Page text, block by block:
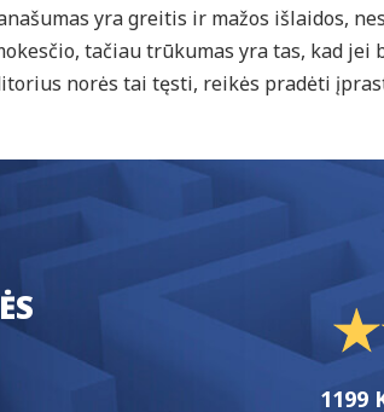
yra greitis ir mažos išlaidos,
tačiau trūkumas yra tas, kad jei
norės tai tęsti, reikės pradėti
1199